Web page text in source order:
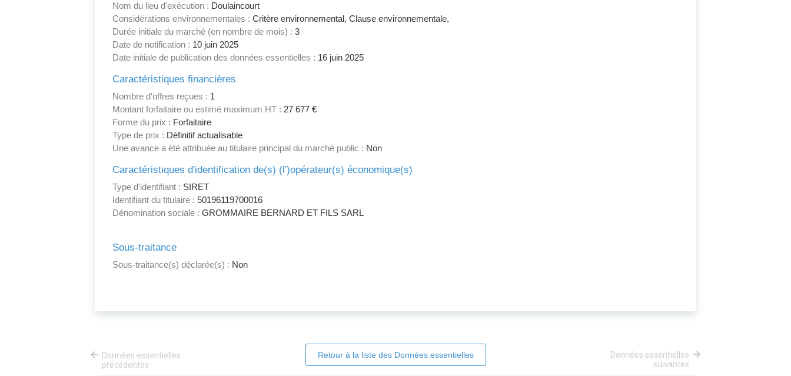
Nom du lieu d'exécution : Doulaincourt
Considérations environnementales : Critère environnemental, Clause environnementale,
Durée initiale du marché (en nombre de mois) : 3
Date de notification : 10 juin 2025
Date initiale de publication des données essentielles : 16 juin 2025
Caractéristiques financières
Nombre d'offres reçues : 1
Montant forfaitaire ou estimé maximum HT : 27 677 €
Forme du prix : Forfaitaire
Type de prix : Définitif actualisable
Une avance a été attribuée au titulaire principal du marché public : Non
Caractéristiques d'identification de(s) (l')opérateur(s) économique(s)
Type d'identifiant : SIRET
Identifiant du titulaire : 50196119700016
Dénomination sociale : GROMMAIRE BERNARD ET FILS SARL
Sous-traitance
Sous-traitance(s) déclarée(s) : Non
Données essentielles
précédentes
Retour à la liste des Données essentielles
Données essentielles
suivantes